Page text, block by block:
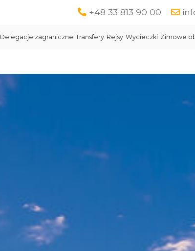
+48 33 813 90 00
Delegacje zagraniczne Transfery Rejsy Wycieczki Zimowe